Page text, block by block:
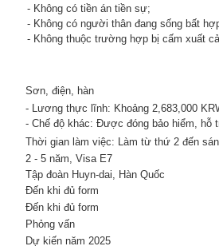
- Không có tiền án tiền sự;
- Không có người thân đang sống bất
- Không thuộc trường hợp bị cấm xuất
Sơn, điện, hàn
- Lương thực lĩnh: Khoảng 2,683,000
- Chế độ khác: Được đóng bảo hiểm, hỗ
Thời gian làm việc: Làm từ thứ 2 đến
2 - 5 năm, Visa E7
Tập đoàn Huyn-dai, Hàn Quốc
Đến khi đủ form
Đến khi đủ form
Phỏng vấn
Dự kiến năm 2025